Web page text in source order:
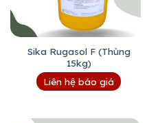
Sika Rugasol F (Thùng
15kg)
Liên hệ báo giá